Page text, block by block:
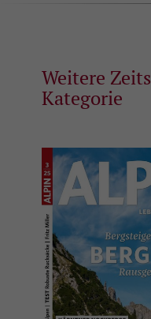
Weitere
Kategorie
Name _gat
Laufzeit 1 Minute
Zweck
oder
bezieht.
des